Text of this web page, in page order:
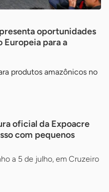
oportunidades
para a
produtos amazônicos no
oficial da Expoacre
com pequenos
a 5 de julho, em Cruzeiro